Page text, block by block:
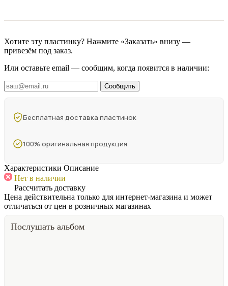
Хотите эту пластинку? Нажмите «Заказать» внизу —
привезём под заказ.
Или оставьте email — сообщим, когда появится в наличии:
Сообщить
Бесплатная доставка пластинок
100% оригинальная продукция
Характеристики Описание
Нет в наличии
Рассчитать доставку
Цена действительна только для интернет-магазина и может
отличаться от цен в розничных магазинах
Послушать альбом